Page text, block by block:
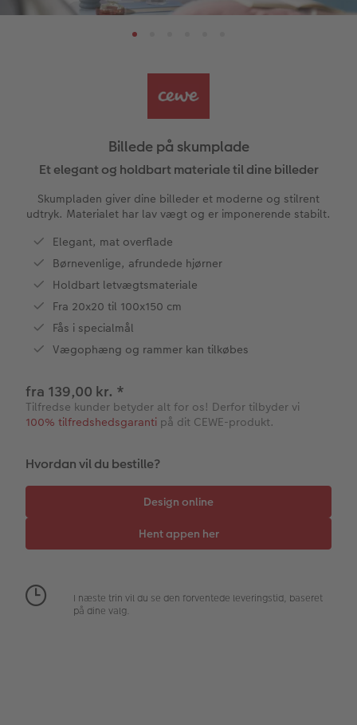
Papirtyper og omslag
Fotobog som bryllupsgave
Panoramaside
Mindelomme
Tilbehør
Art prints
Forstørrelse på fotopapir
Fotoklistermærker
Tilbehør
Pasfoto
Billede i ramme
Billede på aluminiumsplade
Billede på akrylglas
Billede på træ
Fotoplakat med kort
Fotoplakat med plakatliste
Fotocollage
hexxas
Flerdelt vægbillede
Tilbehør
Dekoration
Fotomagneter
Art prints
Fyld-selv gaveæske
Mobilcovers
Kæledyr
Inspiration
CEWE Gavekort
Flere anledninger
Design selv
Foldekort
Postkort
Kort med fotoindstik
Bordkort
Menukort
Direkte forsendelse
Digitalt festkort
Aftalekalender
Valgmuligheder
Tilbehør
Billede på skumplade
Et elegant og holdbart materiale til dine billeder
Skumpladen giver dine billeder et moderne og stilrent
udtryk. Materialet har lav vægt og er imponerende stabilt.
Elegant, mat overflade
Børnevenlige, afrundede hjørner
Holdbart letvægtsmateriale
Fra 20x20 til 100x150 cm
Fås i specialmål
Vægophæng og rammer kan tilkøbes
fra 139,00 kr. *
Tilfredse kunder betyder alt for os! Derfor tilbyder vi
100% tilfredshedsgaranti på dit CEWE-produkt.
Hvordan vil du bestille?
I næste trin vil du se den forventede leveringstid, baseret
på dine valg.